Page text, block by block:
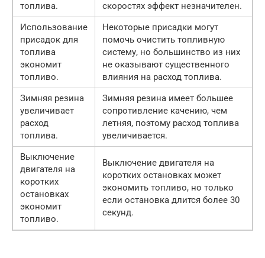
топлива.
скоростях эффект незначителен.
Использование
присадок для
топлива
экономит
топливо.
Некоторые присадки могут
помочь очистить топливную
систему, но большинство из них
не оказывают существенного
влияния на расход топлива.
Зимняя резина
увеличивает
расход
топлива.
Зимняя резина имеет большее
сопротивление качению, чем
летняя, поэтому расход топлива
увеличивается.
Выключение
двигателя на
коротких
остановках
экономит
топливо.
Выключение двигателя на
коротких остановках может
экономить топливо, но только
если остановка длится более 30
секунд.